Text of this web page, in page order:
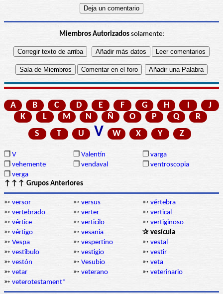
Miembros Autorizadossolamente:
A B C D E F G H I
J
K
L M N Ñ O P Q
R
S
T U V W X Y Z
❒ V ❒ Valentín ❒ varga
❒ vehemente ❒ vendaval ❒ ventroscopia
❒ verga
↑↑↑ Grupos Anteriores
➳ versor ➳ versus ➳ vértebra
➳ vertebrado ➳ verter ➳ vertical
➳ vértice ➳ verticilo ➳ vertiginoso
➳ vértigo ➳ vesania
✰ vesícula
➳ Vespa ➳ vespertino ➳ vestal
➳ vestíbulo ➳ vestigio ➳ vestir
➳ vestón ➳ Vesubio ➳ veta
➳ vetar ➳ veterano ➳ veterinario
➳ veterotestament*